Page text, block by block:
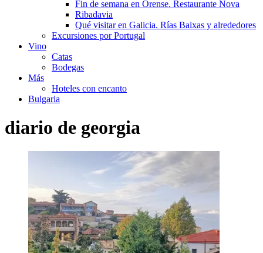
Fin de semana en Orense. Restaurante Nova
Ribadavia
Qué visitar en Galicia. Rías Baixas y alrededores
Excursiones por Portugal
Vino
Catas
Bodegas
Más
Hoteles con encanto
Bulgaria
diario de georgia